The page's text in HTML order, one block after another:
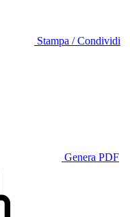
Stampa / Condividi
Genera PDF